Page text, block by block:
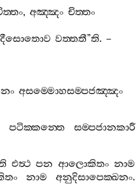
,අඤ‍්ඤං චිත‍්තං
වත‍්තතී”ති. –
අසම‍්මොහසම‍්පජඤ‍්ඤං
පටික‍්කන‍්තෙ
සම‍්පජානකාරී
එත්‍ථ පන ආලොකිතං නාම
නාම අනුදිසාපෙක‍්ඛනං.